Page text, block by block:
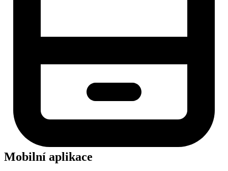
Mobilní aplikace